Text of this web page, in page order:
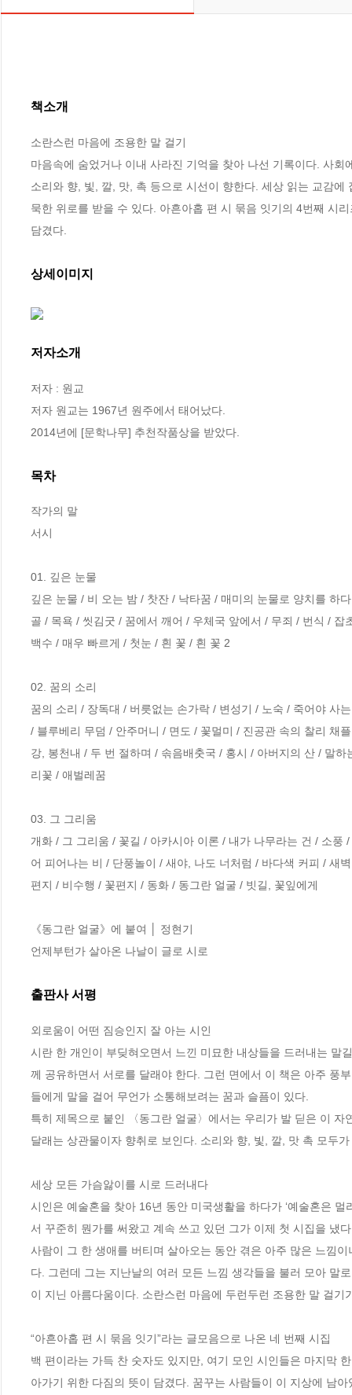
책소개
소란스런 마음에 조용한 말 걸기
마음속에 숨었거나 이내 사라진 기억을 찾아 나선 기록이다. 사
소리와 향, 빛, 깔, 맛, 촉 등으로 시선이 향한다. 세상 읽는 교감
묵한 위로를 받을 수 있다. 아흔아홉 편 시 묶음 잇기의 4번째 시
담겼다.
상세이미지
저자소개
저자 : 원교
저자 원교는 1967년 원주에서 태어났다.
2014년에 [문학나무] 추천작품상을 받았다.
목차
작가의 말
서시
01. 깊은 눈물
깊은 눈물 / 비 오는 밤 / 찻잔 / 낙타꿈 / 매미의 눈물로 양치를 하
골 / 목욕 / 씻김굿 / 꿈에서 깨어 / 우체국 앞에서 / 무죄 / 번식 /
백수 / 매우 빠르게 / 첫눈 / 흰 꽃 / 흰 꽃 2
02. 꿈의 소리
꿈의 소리 / 장독대 / 버릇없는 손가락 / 변성기 / 노숙 / 죽어야 사
/ 블루베리 무덤 / 안주머니 / 면도 / 꽃멀미 / 진공관 속의 찰리 채
강, 봉천내 / 두 번 절하며 / 솎음배춧국 / 홍시 / 아버지의 산 / 말
리꽃 / 애벌레꿈
03. 그 그리움
개화 / 그 그리움 / 꽃길 / 아카시아 이론 / 내가 나무라는 건 / 소
어 피어나는 비 / 단풍놀이 / 새야, 나도 너처럼 / 바다색 커피 / 새
편지 / 비수행 / 꽃편지 / 동화 / 동그란 얼굴 / 빗길, 꽃잎에게
《동그란 얼굴》에 붙여 │ 정현기
언제부턴가 살아온 나날이 글로 시로
출판사 서평
외로움이 어떤 짐승인지 잘 아는 시인
시란 한 개인이 부딪혀오면서 느낀 미묘한 내상들을 드러내는 말
께 공유하면서 서로를 달래야 한다. 그런 면에서 이 책은 아주 풍
들에게 말을 걸어 무언가 소통해보려는 꿈과 슬픔이 있다.
특히 제목으로 붙인 〈동그란 얼굴〉에서는 우리가 발 딛은 이
달래는 상관물이자 향취로 보인다. 소리와 향, 빛, 깔, 맛 촉 모두
세상 모든 가슴앓이를 시로 드러내다
시인은 예술혼을 찾아 16년 동안 미국생활을 하다가 ‘예술혼은
서 꾸준히 뭔가를 써왔고 계속 쓰고 있던 그가 이제 첫 시집을 냈
사람이 그 한 생애를 버티며 살아오는 동안 겪은 아주 많은 느낌
다. 그런데 그는 지난날의 여러 모든 느낌 생각들을 불러 모아 말
이 지닌 아름다움이다. 소란스런 마음에 두런두런 조용한 말 걸
“아흔아홉 편 시 묶음 잇기”라는 글모음으로 나온 네 번째 시집
백 편이라는 가득 찬 숫자도 있지만, 여기 모인 시인들은 마지막
아가기 위한 다짐의 뜻이 담겼다. 꿈꾸는 사람들이 이 지상에 남